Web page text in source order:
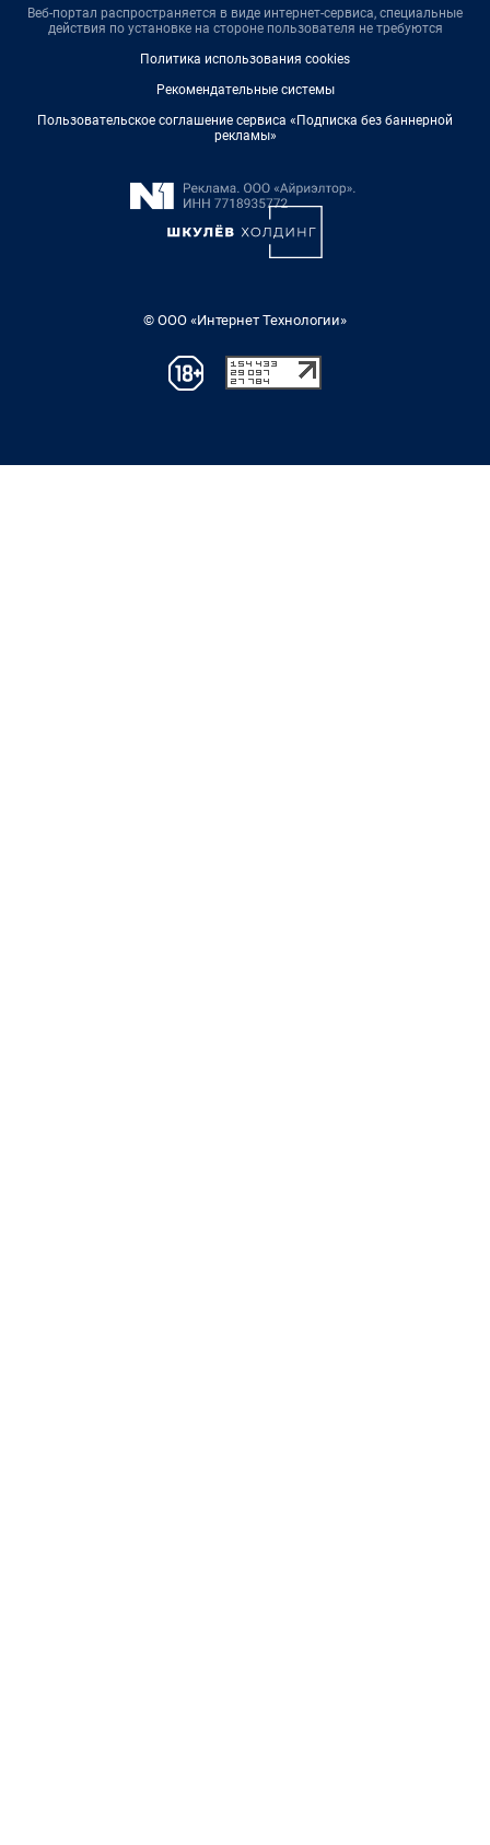
Веб-портал распространяется в виде интернет-сервиса, специальные
действия по установке на стороне пользователя не требуются
Политика использования cookies
Рекомендательные системы
Пользовательское соглашение сервиса «Подписка без баннерной
рекламы»
© ООО «Интернет Технологии»